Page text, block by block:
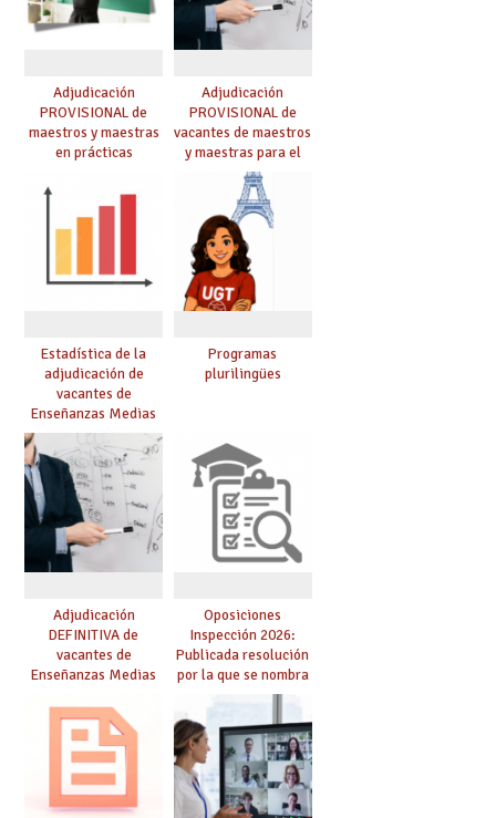
Adjudicación
PROVISIONAL de
maestros y maestras
en prácticas
Adjudicación
PROVISIONAL de
vacantes de maestros
y maestras para el
curso 26-27
Estadística de la
adjudicación de
vacantes de
Enseñanzas Medias
para el curso 26/27
Programas
plurilingües
Adjudicación
DEFINITIVA de
vacantes de
Enseñanzas Medias
Oposiciones
Inspección 2026:
Publicada resolución
por la que se nombra
funcionarios/as en
prácticas, se regulan
dichas prácticas y se
convoca acto público
de adjudicación